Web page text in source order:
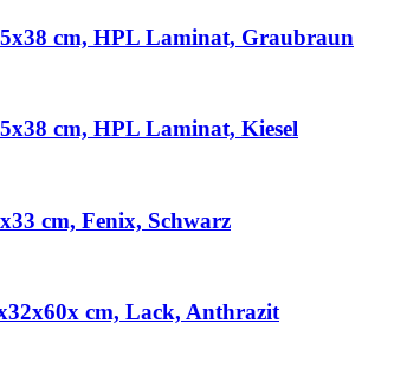
cm, HPL Laminat, Graubraun
cm, HPL Laminat, Kiesel
cm, Fenix, Schwarz
cm, Lack, Anthrazit